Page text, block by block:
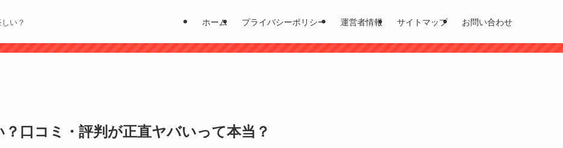
い？ ホーム プライバシーポリシー 運営者情報 サイトマップ お問い合わせ
口コミ・評判が正直ヤバいって本当？